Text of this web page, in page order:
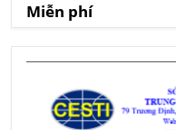
Miễn phí